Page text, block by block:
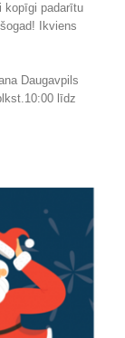
kopīgi padarītu
Ikviens
Daugavpils
līdz